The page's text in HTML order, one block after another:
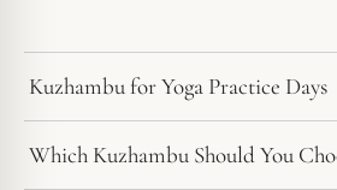
Kuzhambu for Yoga Practice Days
Which Kuzhambu Should You